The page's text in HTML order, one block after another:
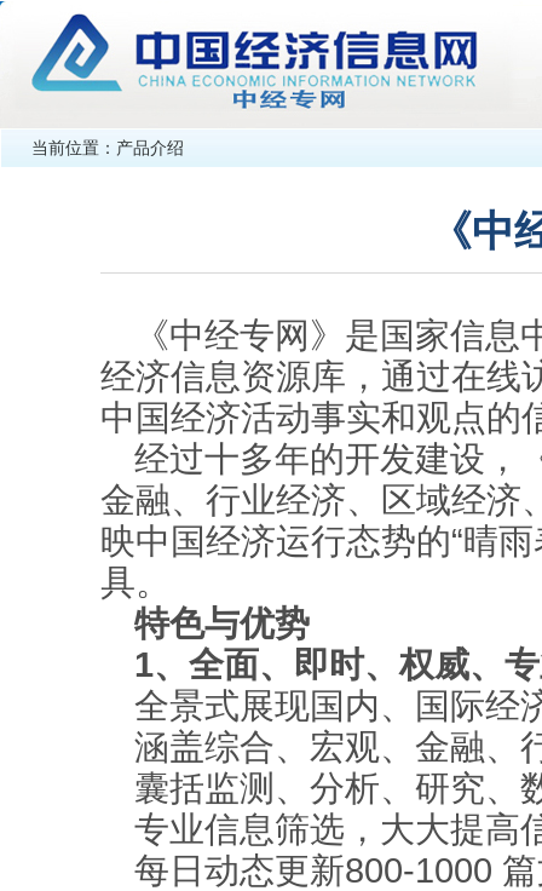
当前位置：产品介绍
《中
《中经专网》是国家信
经济信息资源库，通过在线
中国经济活动事实和观点的
经过十多年的开发建设，
金融、行业经济、区域经济
映中国经济运行态势的“晴
具。
特色与优势
1、全面、即时、权威、
全景式展现国内、国际经
涵盖综合、宏观、金融、
囊括监测、分析、研究、
专业信息筛选，大大提高
每日动态更新800-1000